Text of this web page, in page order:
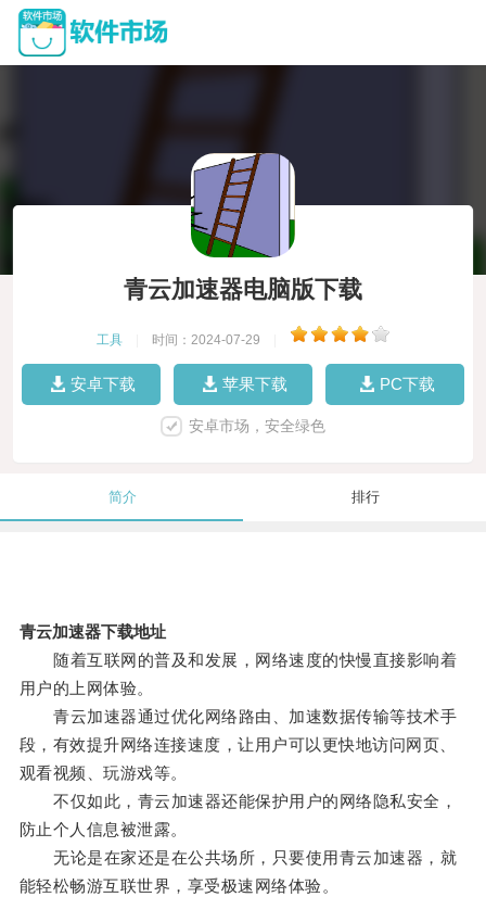
青云加速器电脑版下载
工具 时间：2024-07-29
安卓下载 苹果下载 PC下载
安卓市场，安全绿色
简介 排行
青云加速器下载地址
随着互联网的普及和发展，网络速度的快慢直接影响着
用户的上网体验。
青云加速器通过优化网络路由、加速数据传输等技术手
段，有效提升网络连接速度，让用户可以更快地访问网页、
观看视频、玩游戏等。
不仅如此，青云加速器还能保护用户的网络隐私安全，
防止个人信息被泄露。
无论是在家还是在公共场所，只要使用青云加速器，就
能轻松畅游互联世界，享受极速网络体验。